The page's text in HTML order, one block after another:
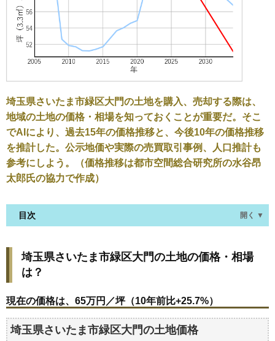
埼玉県さいたま市緑区大門の土地を購入、売却する際は、
地域の土地の価格・相場を知っておくことが重要だ。そこ
でAIにより、過去15年の価格推移と、今後10年の価格推移
を推計した。公示地価や実際の売買取引事例、人口推計も
参考にしよう。（価格推移は都市空間総合研究所の水谷昂
太郎氏の協力で作成）
目次 開く ▼
現在の価格は、65万円／坪（10年前比+25.7%）
価格を詳細に分析しよう
駅からの徒歩距離で価格はどうなる？
埼玉県さいたま市緑区大門の土地の過去の売買事例
公示地価はいくら
埼玉県さいたま市緑区大門の土地の価格・相場
は？
現在の価格は、65万円／坪（10年前比+25.7%）
埼玉県さいたま市緑区大門の土地価格